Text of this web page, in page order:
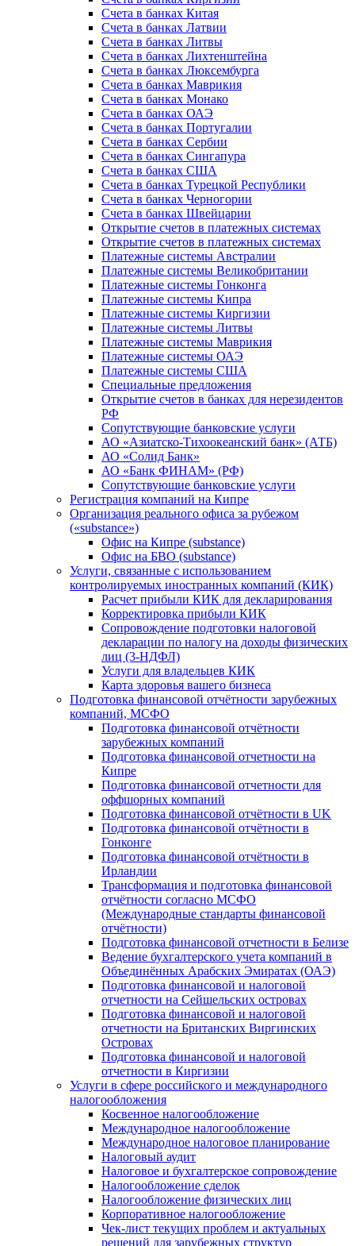
Счета в банках Китая
Счета в банках Латвии
Счета в банках Литвы
Счета в банках Лихтенштейна
Счета в банках Люксембурга
Счета в банках Маврикия
Счета в банках Монако
Счета в банках ОАЭ
Счета в банках Португалии
Счета в банках Сербии
Счета в банках Сингапура
Счета в банках США
Счета в банках Турецкой Республики
Счета в банках Черногории
Счета в банках Швейцарии
Открытие счетов в платежных системах
Открытие счетов в платежных системах
Платежные системы Австралии
Платежные системы Великобритании
Платежные системы Гонконга
Платежные системы Кипра
Платежные системы Киргизии
Платежные системы Литвы
Платежные системы Маврикия
Платежные системы ОАЭ
Платежные системы США
Специальные предложения
Открытие счетов в банках для нерезидентов
РФ
Сопутствующие банковские услуги
АО «Азиатско-Тихоокеанский банк» (АТБ)
АО «Солид Банк»
АО «Банк ФИНАМ» (РФ)
Сопутствующие банковские услуги
Регистрация компаний на Кипре
Организация реального офиса за рубежом
(«substance»)
Офис на Кипре (substance)
Офис на БВО (substance)
Услуги, связанные с использованием
контролируемых иностранных компаний (КИК)
Расчет прибыли КИК для декларирования
Корректировка прибыли КИК
Сопровождение подготовки налоговой
декларации по налогу на доходы физических
лиц (3-НДФЛ)
Услуги для владельцев КИК
Карта здоровья вашего бизнеса
Подготовка финансовой отчётности зарубежных
компаний, МСФО
Подготовка финансовой отчётности
зарубежных компаний
Подготовка финансовой отчетности на
Кипре
Подготовка финансовой отчетности для
оффшорных компаний
Подготовка финансовой отчётности в UK
Подготовка финансовой отчётности в
Гонконге
Подготовка финансовой отчётности в
Ирландии
Трансформация и подготовка финансовой
отчётности согласно МСФО
(Международные стандарты финансовой
отчётности)
Подготовка финансовой отчетности в Белизе
Ведение бухгалтерского учета компаний в
Объединённых Арабских Эмиратах (ОАЭ)
Подготовка финансовой и налоговой
отчетности на Сейшельских островах
Подготовка финансовой и налоговой
отчетности на Британских Виргинских
Островах
Подготовка финансовой и налоговой
отчетности в Киргизии
Услуги в сфере российского и международного
налогообложения
Косвенное налогообложение
Международное налогообложение
Международное налоговое планирование
Налоговый аудит
Налоговое и бухгалтерское сопровождение
Налогообложение сделок
Налогообложение физических лиц
Корпоративное налогообложение
Чек-лист текущих проблем и актуальных
решений для зарубежных структур